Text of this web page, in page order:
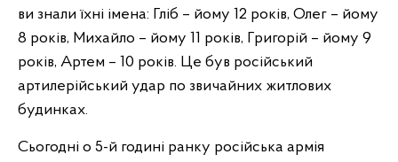
ви знали їхні імена: Гліб – йому 12 років, Олег – йому
8 років, Михайло – йому 11 років, Григорій – йому 9
років, Артем – 10 років. Це був російський
артилерійський удар по звичайних житлових
будинках.
Сьогодні о 5-й годині ранку російська армія